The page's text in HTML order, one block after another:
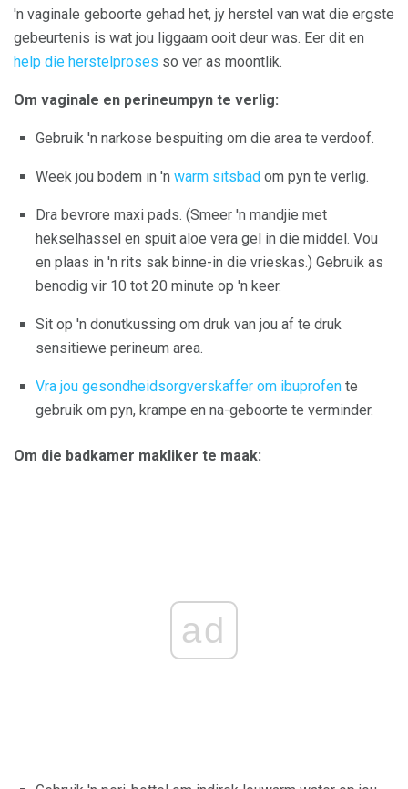
'n vaginale geboorte gehad het, jy herstel van wat die ergste
gebeurtenis is wat jou liggaam ooit deur was. Eer dit en
help die herstelproses so ver as moontlik.
Om vaginale en perineumpyn te verlig:
Gebruik 'n narkose bespuiting om die area te verdoof.
Week jou bodem in 'n warm sitsbad om pyn te verlig.
Dra bevrore maxi pads. (Smeer 'n mandjie met
hekselhassel en spuit aloe vera gel in die middel. Vou
en plaas in 'n rits sak binne-in die vrieskas.) Gebruik as
benodig vir 10 tot 20 minute op 'n keer.
Sit op 'n donutkussing om druk van jou af te druk
sensitiewe perineum area.
Vra jou gesondheidsorgverskaffer om ibuprofen te
gebruik om pyn, krampe en na-geboorte te verminder.
Om die badkamer makliker te maak:
ad